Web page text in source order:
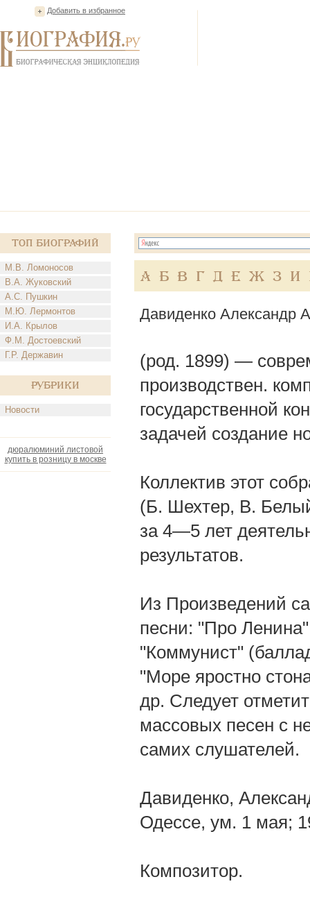
Добавить в избранное
Топ Биографий
М.В. Ломоносов
В.А. Жуковский
А.С. Пушкин
М.Ю. Лермонтов
И.А. Крылов
Ф.М. Достоевский
Г.Р. Державин
Рубрики
Новости
дюралюминий листовой
купить в розницу в москве
А Б В Г Д Е Ж З И
Давиденко Александр
(род. 1899) —
производствен.
государственной
задачей создание
Коллектив этот
(Б. Шехтер, В.
за 4—5 лет
результатов.
Из Произведений
песни: "Про
"Коммунист"
"Море яростно
др. Следует
массовых песен с
самих слушателей.
Давиденко,
Одессе, ум. 1 мая;
Композитор.